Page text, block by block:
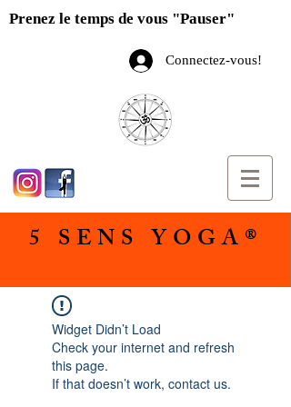
Prenez le temps de vous "Pauser"
Connectez-vous!
5 SENS YOGA®
Widget Didn’t Load
Check your internet and refresh
this page.
If that doesn’t work, contact us.